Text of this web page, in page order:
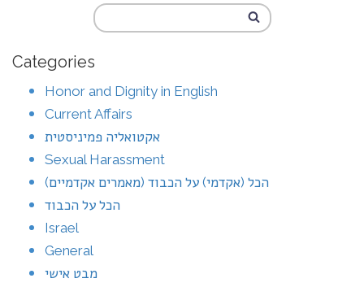
Categories
Honor and Dignity in English
Current Affairs
אקטואליה פמיניסטית
Sexual Harassment
הכל (אקדמי) על הכבוד (מאמרים אקדמיים)
הכל על הכבוד
Israel
General
מבט אישי